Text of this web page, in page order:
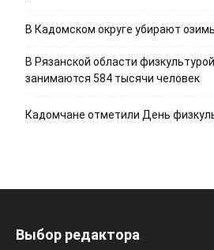
В Кадомском округе убирают
В Рязанской области
занимаются 584 тысячи человек
Кадомчане отметили День
Выбор редактора